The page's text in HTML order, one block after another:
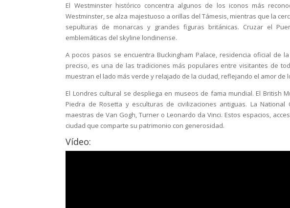
El Westminster histórico concentra algunos de los iconos más
Westminster, se alza majestuoso a orillas del Támesis, mientras que la
sepulturas de monarcas y grandes figuras británicas. Cruzar el
emblemáticas del skyline londinense.
A pocos pasos se encuentra Buckingham Palace, residencia oficial de
preciso, es una de las tradiciones más populares entre visitantes de
muestran el lado más verde y relajado de la ciudad, reflejando el amor de
El Londres cultural se despliega en museos de fama mundial. El British
Piedra de Rosetta y esculturas de civilizaciones antiguas. La
maestras de Van Gogh, Turner o Leonardo da Vinci. Estos espacios,
ciudad que comparte su patrimonio con generosidad.
Vídeo: